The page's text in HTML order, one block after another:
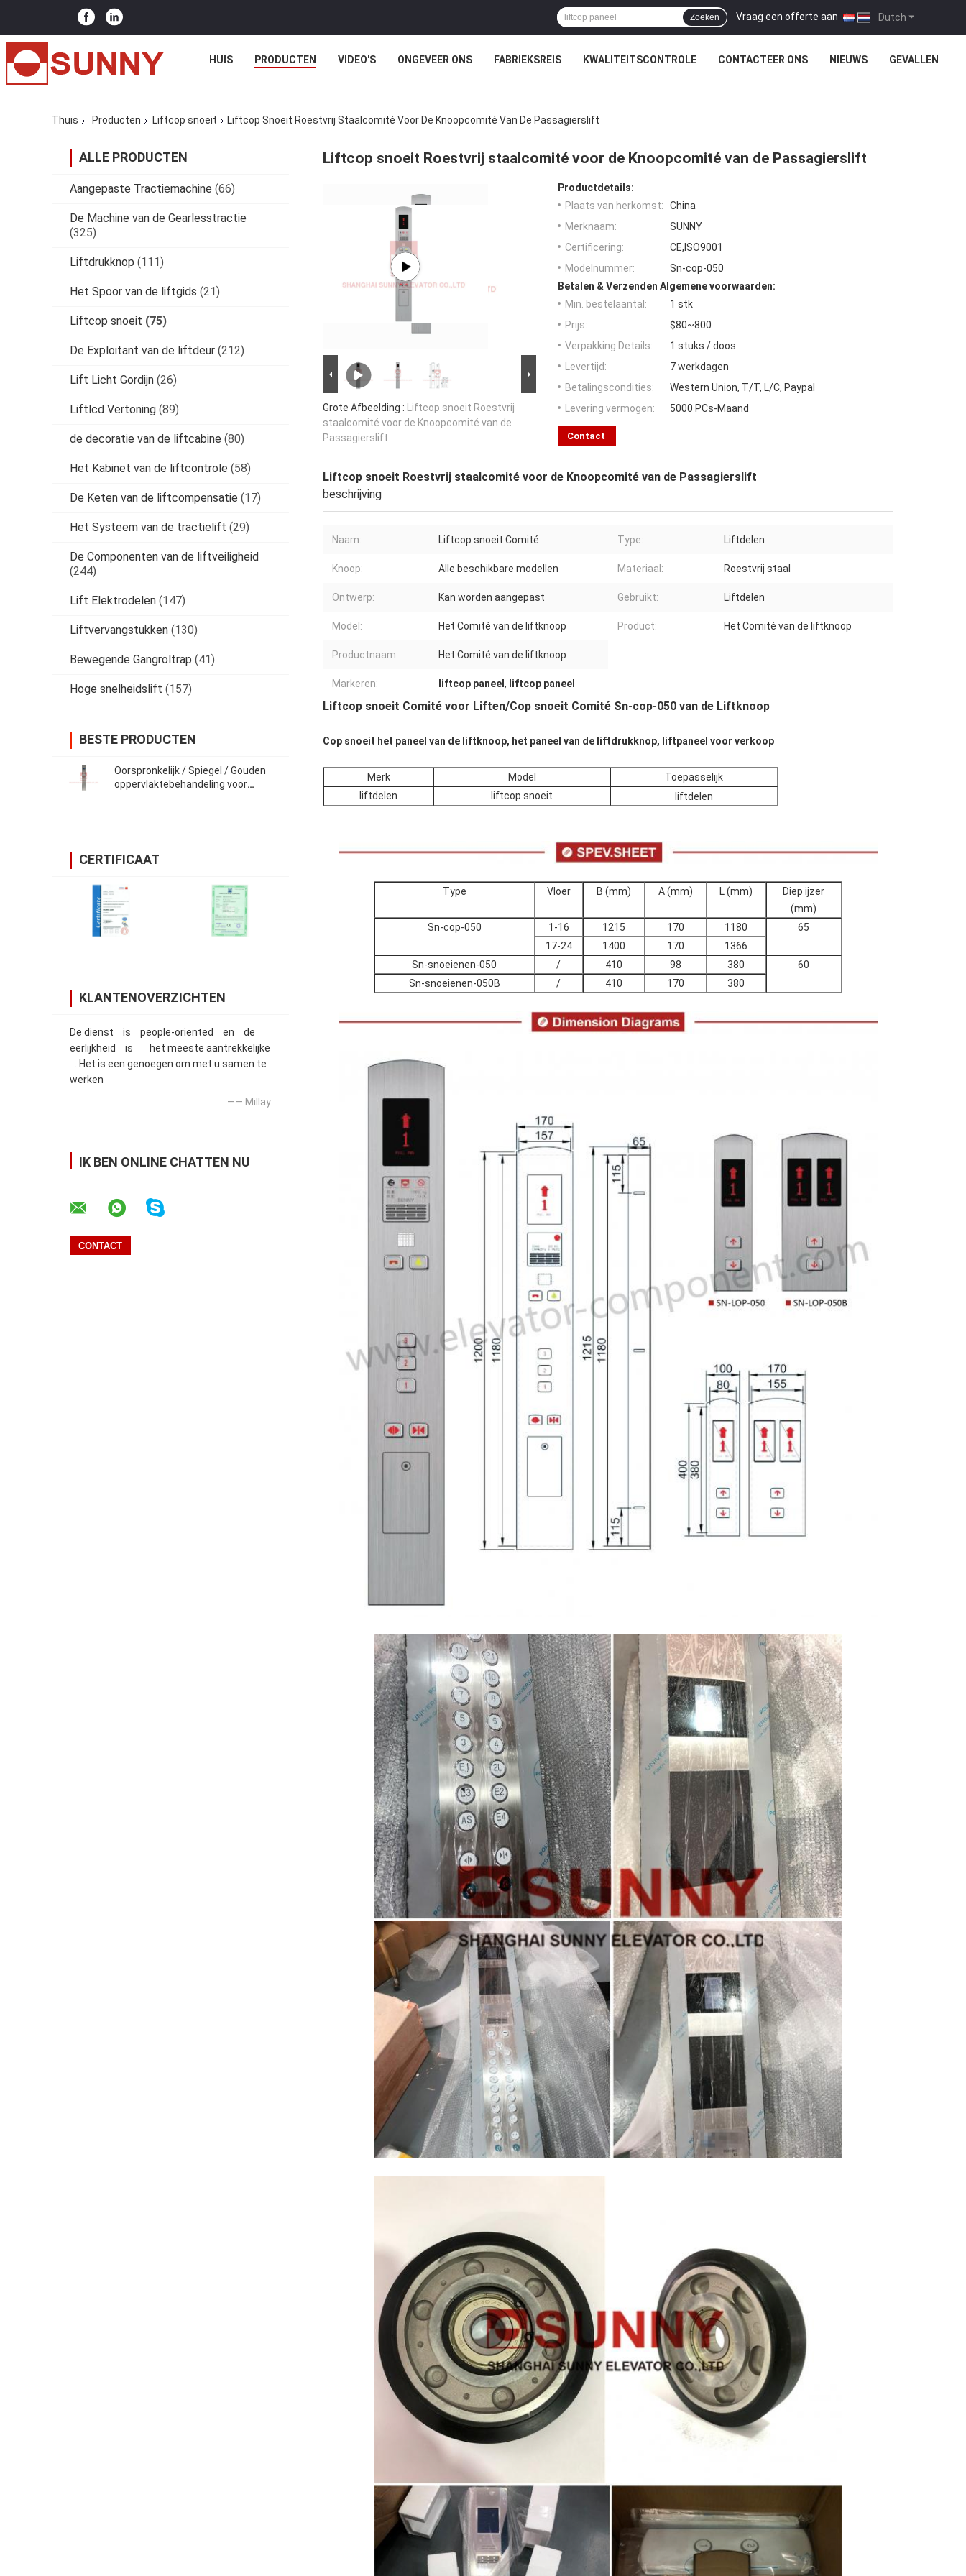
Dutch
Vraag een offerte aan |
Zoeken
HUIS PRODUCTEN VIDEO'S ONGEVEER ONS FABRIEKSREIS KWALITEITSCONTROLE CONTACTEER ONS NIEUWS GEVALLEN
Thuis Producten Liftcop snoeit Liftcop Snoeit Roestvrij Staalcomité Voor De Knoopcomité Van De Passagierslift
ALLE PRODUCTEN
Aangepaste Tractiemachine (66)
De Machine van de Gearlesstractie
(325)
Liftdrukknop (111)
Het Spoor van de liftgids (21)
Liftcop snoeit (75)
De Exploitant van de liftdeur (212)
Lift Licht Gordijn (26)
Liftlcd Vertoning (89)
de decoratie van de liftcabine (80)
Het Kabinet van de liftcontrole (58)
De Keten van de liftcompensatie (17)
Het Systeem van de tractielift (29)
De Componenten van de liftveiligheid
(244)
Lift Elektrodelen (147)
Liftvervangstukken (130)
Bewegende Gangroltrap (41)
Hoge snelheidslift (157)
BESTE PRODUCTEN
Oorspronkelijk / Spiegel / Gouden
oppervlaktebehandeling voor
CERTIFICAAT
KLANTENOVERZICHTEN
De dienst is people-oriented en de
eerlijkheid is het meeste aantrekkelijke
. Het is een genoegen om met u samen te
werken
—— Millay
IK BEN ONLINE CHATTEN NU
Liftcop snoeit Roestvrij staalcomité voor de Knoopcomité van de Passagierslift
Grote Afbeelding : Liftcop snoeit Roestvrij
staalcomité voor de Knoopcomité van de
Passagierslift
Productdetails:
Plaats van herkomst:
China
Merknaam:
SUNNY
Certificering:
CE,ISO9001
Modelnummer:
Sn-cop-050
Betalen & Verzenden Algemene voorwaarden:
Min. bestelaantal:
1 stk
Prijs:
$80~800
Verpakking Details:
1 stuks / doos
Levertijd:
7 werkdagen
Betalingscondities:
Western Union, T/T, L/C, Paypal
Levering vermogen:
5000 PCs-Maand
Contact
Liftcop snoeit Roestvrij staalcomité voor de Knoopcomité van de Passagierslift
beschrijving
Naam: Liftcop snoeit Comité Type: Liftdelen
Knoop: Alle beschikbare modellen Materiaal: Roestvrij staal
Ontwerp: Kan worden aangepast Gebruikt: Liftdelen
Model: Het Comité van de liftknoop Product: Het Comité van de liftknoop
Productnaam: Het Comité van de liftknoop
Markeren: liftcop paneel , liftcop paneel
Liftcop snoeit Comité voor Liften/Cop snoeit Comité Sn-cop-050 van de Liftknoop
Cop snoeit het paneel van de liftknoop, het paneel van de liftdrukknop, liftpaneel voor verkoop
Merk Model
Toepasselijk
liftdelen
liftcop snoeit liftdelen
Type Vloer B (mm) A (mm) L (mm)
Diep ijzer
(mm)
Sn-cop-050
1-16 1215 170 1180
65
17-24
1400 170
1366
Sn-snoeienen-050
/ 410 98 380
60
Sn-snoeienen-050B
/ 410 170 380